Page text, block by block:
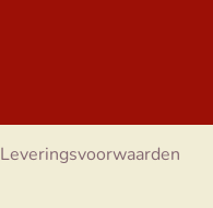
Leveringsvoorwaarden